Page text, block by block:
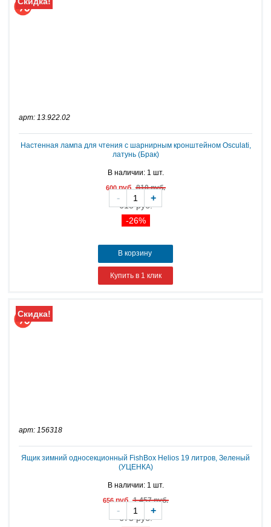
арт: 13.922.02
Настенная лампа для чтения с шарнирным кронштейном Osculati,
латунь (Брак)
В наличии: 1 шт.
600руб.810 руб.
618 руб.
-26%
- +
В корзину
Купить в 1 клик
Скидка!
арт: 156318
Ящик зимний односекционный FishBox Helios 19 литров, Зеленый
(УЦЕНКА)
В наличии: 1 шт.
656руб.1 457 руб.
675 руб.
- +